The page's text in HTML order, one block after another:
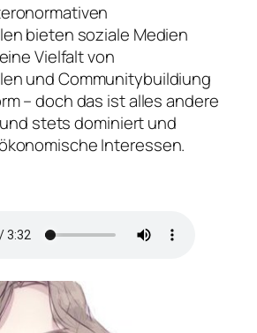
bieten soziale Medien
Vielfalt von
und Communitybuildiung
– doch das ist alles andere
stets dominiert und
Interessen.